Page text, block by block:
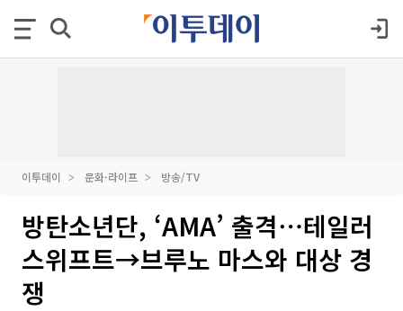
이투데이 문화·라이프 방송/TV
방탄소년단, ‘AMA’ 출격⋯테일러
스위프트→브루노 마스와 대상 경
쟁